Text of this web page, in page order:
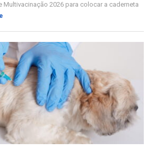
Multivacinação 2026 para colocar a caderneta